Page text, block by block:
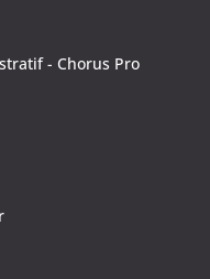
- Chorus Pro